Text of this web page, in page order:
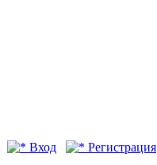
Вход Регистрация